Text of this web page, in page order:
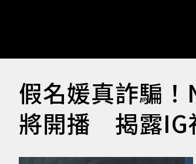
假名媛真詐騙
將開播 揭露IG